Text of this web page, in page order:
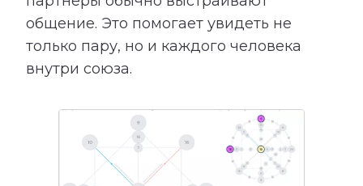
общение. Это помогает увидеть не
только пару, но и каждого человека
внутри союза.